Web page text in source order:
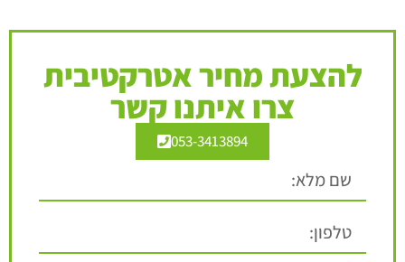
להצעת מחיר אטרקטיבית
צרו איתנו קשר
053-3413894